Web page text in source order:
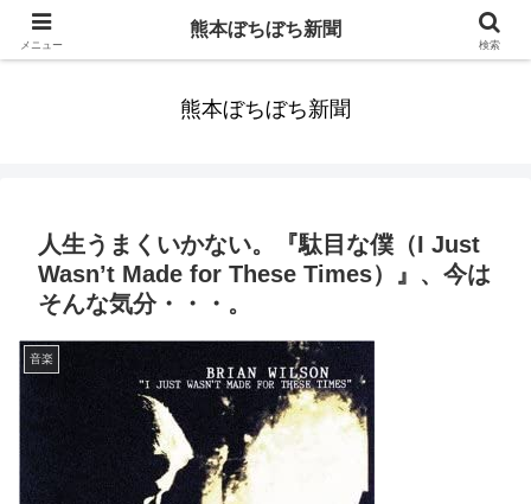
みんなまだ気づかずすごしていたんだわ。ずっといっしょに歩いてゆけるっ
熊本ぼちぼち新聞
人生うまくいかない。『駄目な僕（I Just
Wasn’t Made for These Times）』、今は
そんな気分・・・。
音楽
メニュー
熊本ぼちぼち新聞
検索